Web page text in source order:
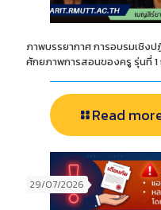
ภาพบรรยากาศ การอบรมเชิ
ศักยภาพการสอนของครู รุ่นที่
Read
29/07/2026